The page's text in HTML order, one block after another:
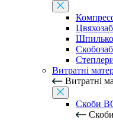
Витратні
Витратні
Скоби